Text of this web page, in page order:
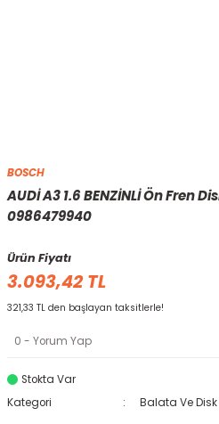
BOSCH
AUDİ A3 1.6 BENZİNLİ Ön Fren
0986479940
Ürün Fiyatı
3.093,42 TL
321,33 TL den başlayan taksitlerle!
0 - Yorum Yap
Stokta Var
Kategori
Balata Ve Disk